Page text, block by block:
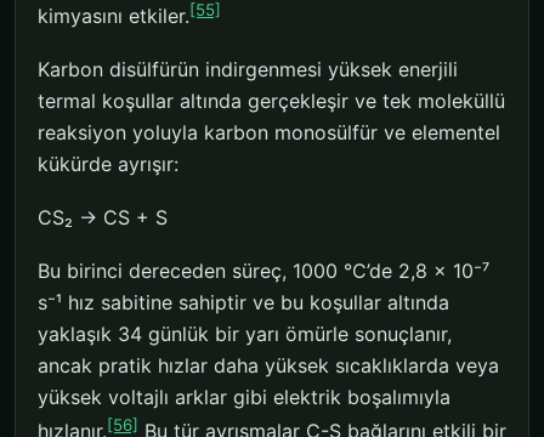
kimyasını etkiler.[55]
Karbon disülfürün indirgenmesi yüksek enerjili
termal koşullar altında gerçekleşir ve tek moleküllü
reaksiyon yoluyla karbon monosülfür ve elementel
kükürde ayrışır:
CS₂ → CS + S
Bu birinci dereceden süreç, 1000 °C’de 2,8 x 10⁻⁷
s⁻¹ hız sabitine sahiptir ve bu koşullar altında
yaklaşık 34 günlük bir yarı ömürle sonuçlanır,
ancak pratik hızlar daha yüksek sıcaklıklarda veya
yüksek voltajlı arklar gibi elektrik boşalımıyla
hızlanır.[56] Bu tür ayrışmalar C-S bağlarını etkili bir